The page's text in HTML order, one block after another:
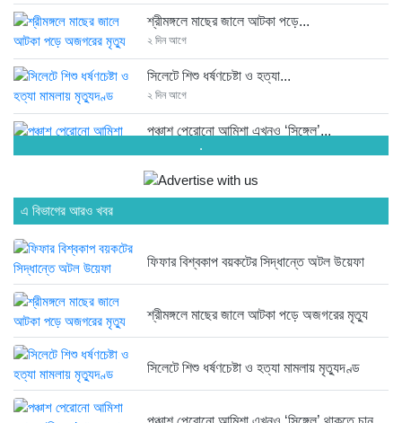
শ্রীমঙ্গলে মাছের জালে আটকা পড়ে...
২ দিন আগে
সিলেটে শিশু ধর্ষণচেষ্টা ও হত্যা...
২ দিন আগে
পঞ্চাশ পেরোনো আমিশা এখনও ‘সিঙ্গেল’...
যে ৭ অভ্যাস আপনার হৃদরোগের...
সচিবালয় ঘেরাও করতে গেল ১১...
রাষ্ট্রপতি নির্বাচন ২০ আগস্ট
২ দিন আগে
১ সপ্তাহ আগে
.
এ বিভাগের আরও খবর
ফিফার বিশ্বকাপ বয়কটের সিদ্ধান্তে অটল উয়েফা
শ্রীমঙ্গলে মাছের জালে আটকা পড়ে অজগরের মৃত্যু
সিলেটে শিশু ধর্ষণচেষ্টা ও হত্যা মামলায় মৃত্যুদণ্ড